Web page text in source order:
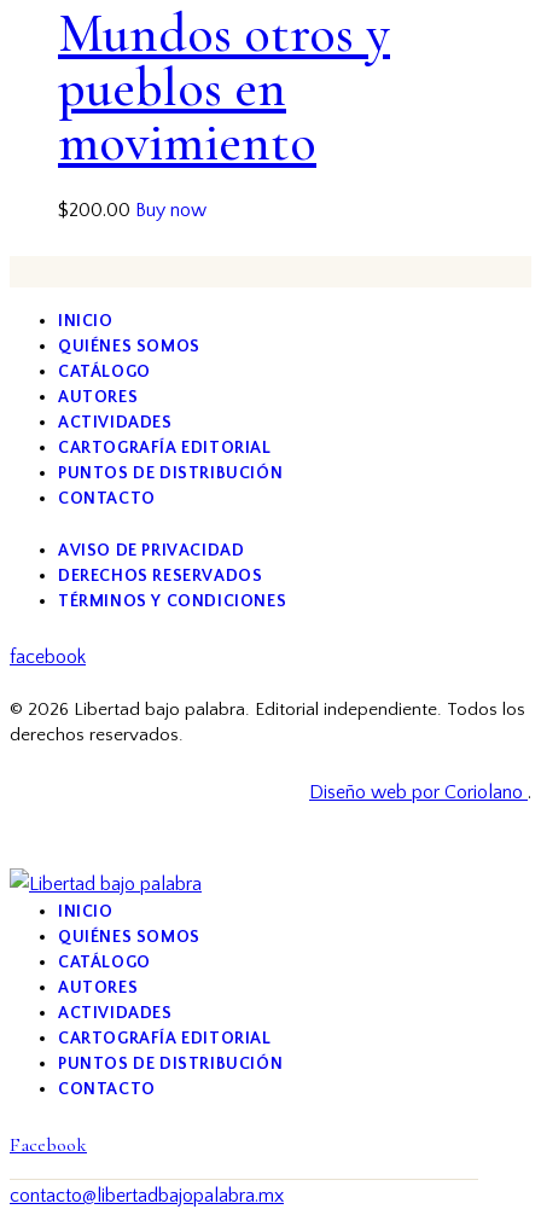
Mundos otros y
pueblos en
movimiento
$200.00 Buy now
INICIO
QUIÉNES SOMOS
CATÁLOGO
AUTORES
ACTIVIDADES
CARTOGRAFÍA EDITORIAL
PUNTOS DE DISTRIBUCIÓN
CONTACTO
AVISO DE PRIVACIDAD
DERECHOS RESERVADOS
TÉRMINOS Y CONDICIONES
facebook
© 2026 Libertad bajo palabra. Editorial independiente. Todos los
derechos reservados.
Diseño web por Coriolano .
INICIO
QUIÉNES SOMOS
CATÁLOGO
AUTORES
ACTIVIDADES
CARTOGRAFÍA EDITORIAL
PUNTOS DE DISTRIBUCIÓN
CONTACTO
Facebook
contacto@libertadbajopalabra.mx